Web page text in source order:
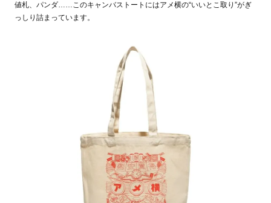
値札、パンダ……このキャンバストートにはアメ横の“いいとこ取り”がぎ
っしり詰まっています。